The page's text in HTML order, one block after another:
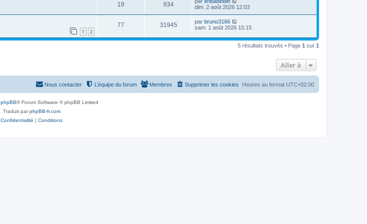
s
a
g
e
e
e
s
s
a
g
s
s
i
e
r
m
e
s
19
é
o
e
s
934V
u
s
e
i
e
r
m
dim. 2 août 2026 12:03
1 2
77
é
n
31945V
u
D
e
n
s
a
g
par bruno3166
sam. 1 août 2026 15:15
5 résultats trouvés • Page 1 sur 1
Aller à
Heures au format UTC+02:00
Supprimer les cookies
Membres
L’équipe du forum
Nous contacter
phpBB® Forum Software © phpBB Limited
Traduit parphpBB-fr.com
Confidentialité | Conditions